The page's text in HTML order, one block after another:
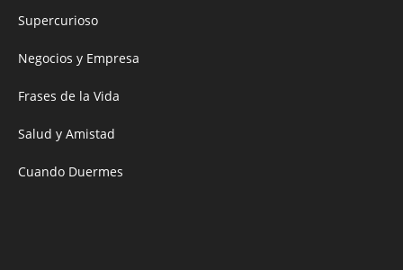
Supercurioso
Negocios y Empresa
Frases de la Vida
Salud y Amistad
Cuando Duermes